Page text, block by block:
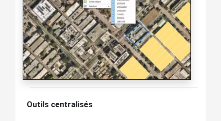
Outils centralisés